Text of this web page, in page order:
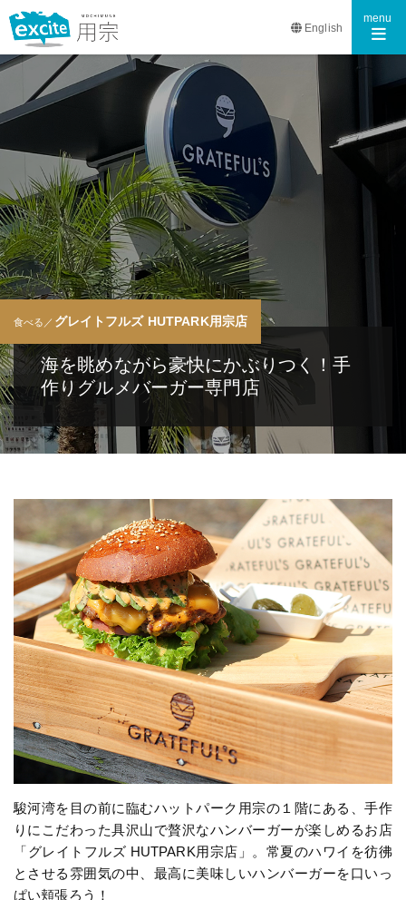
Toggle
menu
English
海を眺めながら豪快にかぶりつく！手
作りグルメバーガー専門店
食べる／ グレイトフルズ HUTPARK用宗店
駿河湾を目の前に臨むハットパーク用宗の１階にある、手作
りにこだわった具沢山で贅沢なハンバーガーが楽しめるお店
「グレイトフルズ HUTPARK用宗店」。常夏のハワイを彷彿
とさせる雰囲気の中、最高に美味しいハンバーガーを口いっ
ぱい頬張ろう！